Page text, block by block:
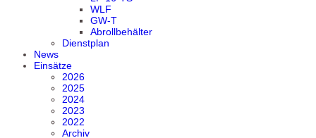
WLF
GW-T
Abrollbehälter
Dienstplan
News
Einsätze
2026
2025
2024
2023
2022
Archiv